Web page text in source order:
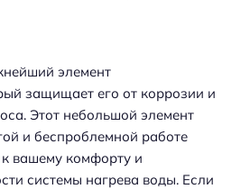
элемент
защищает его от коррозии и
Этот небольшой элемент
и беспроблемной работе
вашему комфорту и
системы нагрева воды. Если